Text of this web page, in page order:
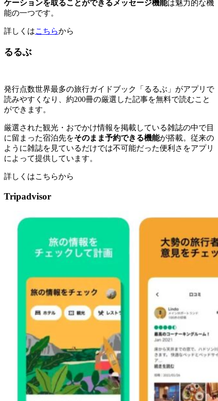
ケーションを取ることができるメッセージ機能は魅力的な機
能の一つです。
詳しくはこちらから
るるぶ
発行点数世界最多の旅行ガイドブック「るるぶ」がアプリで
読みやすくなり、約200冊の厳選した記事を無料で読むこと
ができます。
厳選された観光・おでかけ情報を掲載している雑誌の中で目
に留まった宿泊先をそのまま予約できる機能が搭載。従来の
ように雑誌を見ているだけでは不可能だった便利さをアプリ
によって提供しています。
詳しくはこちらから
Tripadvisor